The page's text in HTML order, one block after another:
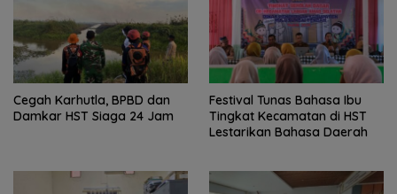
Cegah Karhutla, BPBD dan
Damkar HST Siaga 24 Jam
Festival Tunas Bahasa Ibu
Tingkat Kecamatan di HST
Lestarikan Bahasa Daerah